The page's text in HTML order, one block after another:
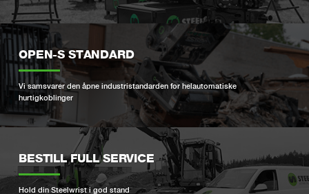
OPEN-S STANDARD
Vi samsvarer den åpne industristandarden for helautomatiske
hurtigkoblinger
BESTILL FULL SERVICE
Hold din Steelwrist i god stand